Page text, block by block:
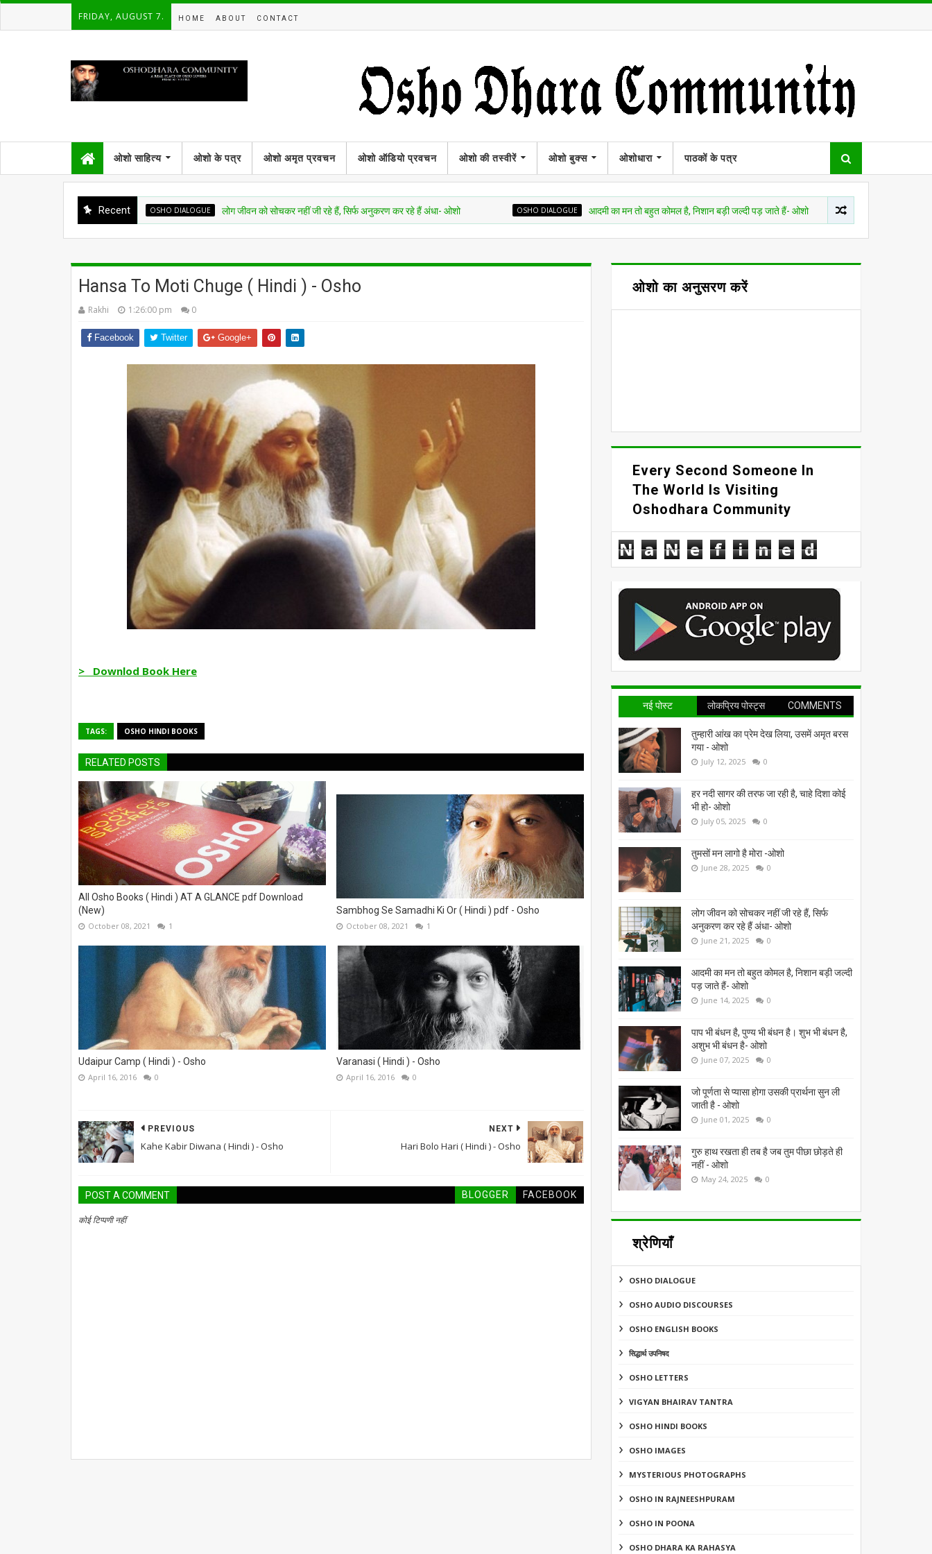
FRIDAY, AUGUST 7. HOME ABOUT CONTACT
ओशो साहित्य ओशो के पत्र ओशो अमृत प्रवचन ओशो ऑडियो प्रवचन ओशो की तस्वीरें ओशो बुक्स ओशोधारा पाठकों के पत्र
Recent
OSHO DIALOGUE लोग जीवन को सोचकर नहीं जी रहे हैं, सिर्फ अनुकरण कर रहे हैं अंधा- ओशो OSHO DIALOGUE आदमी का मन तो बहुत कोमल है, निशान बड़ी जल्दी पड़ जाते हैं- ओशो OSHO DIALOGUE
Hansa To Moti Chuge ( Hindi ) - Osho
Rakhi 1:26:00 pm 0
Facebook Twitter Google+
> Downlod Book Here
TAGS: OSHO HINDI BOOKS
RELATED POSTS
All Osho Books ( Hindi ) AT A GLANCE pdf Download
(New)
October 08, 2021 1
Sambhog Se Samadhi Ki Or ( Hindi ) pdf - Osho
October 08, 2021 1
Udaipur Camp ( Hindi ) - Osho
April 16, 2016 0
Varanasi ( Hindi ) - Osho
April 16, 2016 0
NEXT
Hari Bolo Hari ( Hindi ) - Osho
PREVIOUS
Kahe Kabir Diwana ( Hindi ) - Osho
POST A COMMENT BLOGGER FACEBOOK
कोई टिप्पणी नहीं
ओशो का अनुसरण करें
Every Second Someone In
The World Is Visiting
Oshodhara Community
N a N e f i n e d
नई पोस्ट लोकप्रिय पोस्ट्स COMMENTS
तुम्हारी आंख का प्रेम देख लिया, उसमें अमृत बरस
गया - ओशो
July 12, 2025 0
हर नदी सागर की तरफ जा रही है, चाहे दिशा कोई
भी हो- ओशो
July 05, 2025 0
तुमसों मन लागो है मोरा -ओशो
June 28, 2025 0
लोग जीवन को सोचकर नहीं जी रहे हैं, सिर्फ
अनुकरण कर रहे हैं अंधा- ओशो
June 21, 2025 0
आदमी का मन तो बहुत कोमल है, निशान बड़ी जल्दी
पड़ जाते हैं- ओशो
June 14, 2025 0
पाप भी बंधन है, पुण्य भी बंधन है। शुभ भी बंधन है,
अशुभ भी बंधन है- ओशो
June 07, 2025 0
जो पूर्णता से प्यासा होगा उसकी प्रार्थना सुन ली
जाती है - ओशो
June 01, 2025 0
गुरु हाथ रखता ही तब है जब तुम पीछा छोड़ते ही
नहीं - ओशो
May 24, 2025 0
श्रेणियाँ
OSHO DIALOGUE
OSHO AUDIO DISCOURSES
OSHO ENGLISH BOOKS
सिद्धार्थ उपनिषद
OSHO LETTERS
VIGYAN BHAIRAV TANTRA
OSHO HINDI BOOKS
OSHO IMAGES
MYSTERIOUS PHOTOGRAPHS
OSHO IN RAJNEESHPURAM
OSHO IN POONA
OSHO DHARA KA RAHASYA